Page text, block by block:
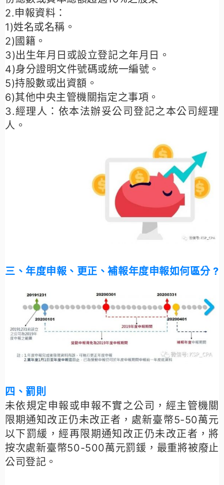
2.申報資料：
1)姓名或名稱。
2)國籍。
3)出生年月日或設立登記之年月日。
4)身分證明文件號碼或統一編號。
5)持股數或出資額。
6)其他中央主管機關指定之事項。
3.經理人： 依本法辦妥公司登記之本公司經理
人。
三、年度申報、更正、補報年度申報如何區分 ?
四、罰則
未依規定申報或申報不實之公司，經主管機關
限期通知改正仍未改正者，處新臺幣5-50萬元
以下罰緩，經再限期通知改正仍未改正者，將
按次處新臺幣50-500萬元罰鍰，最重將被廢止
公司登記。